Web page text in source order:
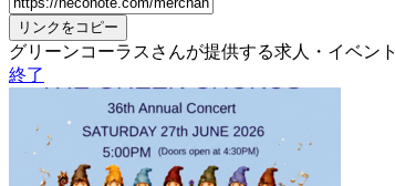
リンクをコピー
グリーンコーラスさんが提供する求人・イベント
終了